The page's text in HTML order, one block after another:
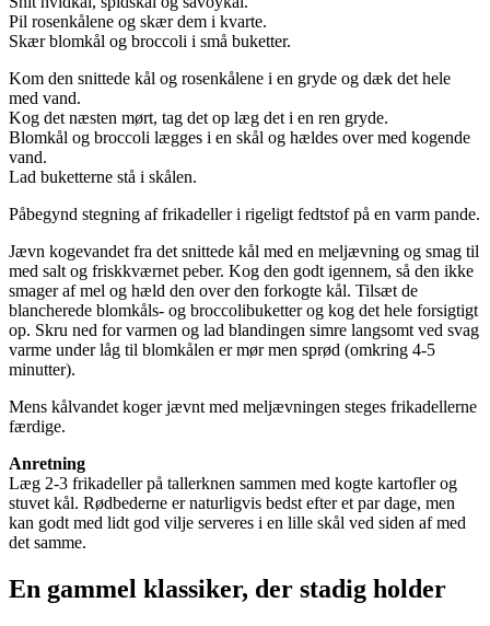
Pil rosenkålene og skær dem i kvarte.
Skær blomkål og broccoli i små buketter.
Kom den snittede kål og rosenkålene i en gryde og dæk det hele
med vand.
Kog det næsten mørt, tag det op læg det i en ren gryde.
Blomkål og broccoli lægges i en skål og hældes over med kogende
vand.
Lad buketterne stå i skålen.
Påbegynd stegning af frikadeller i rigeligt fedtstof på en varm pande.
Jævn kogevandet fra det snittede kål med en meljævning og smag til
med salt og friskkværnet peber. Kog den godt igennem, så den ikke
smager af mel og hæld den over den forkogte kål. Tilsæt de
blancherede blomkåls- og broccolibuketter og kog det hele forsigtigt
op. Skru ned for varmen og lad blandingen simre langsomt ved svag
varme under låg til blomkålen er mør men sprød (omkring 4-5
minutter).
Mens kålvandet koger jævnt med meljævningen steges frikadellerne
færdige.
Anretning
Læg 2-3 frikadeller på tallerknen sammen med kogte kartofler og
stuvet kål. Rødbederne er naturligvis bedst efter et par dage, men
kan godt med lidt god vilje serveres i en lille skål ved siden af med
det samme.
En gammel klassiker, der stadig holder